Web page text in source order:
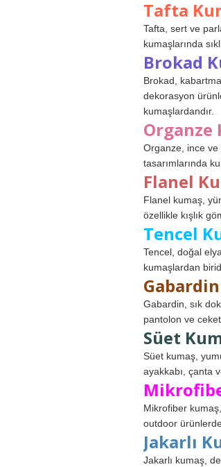
Tafta
Tafta, sert ve
kumaşlarında
Brokad
Brokad,
dekorasyon
kumaşlardandır.
Organze
Organze, ince ve
tasarımlarında
Flanel
Flanel kumaş,
özellikle kışlık
Tencel
Tencel, doğal
kumaşlardan
Gabardin, sık
pantolon ve
Süet
Süet kumaş,
ayakkabı, çanta
Mikrofiber
outdoor
Jakarlı
Jakarlı kumaş,